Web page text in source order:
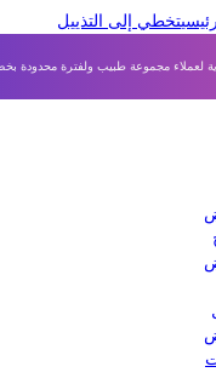
تخطي إلى التذييل
مجموعة طبيب ولفترة محدودة بخصومات